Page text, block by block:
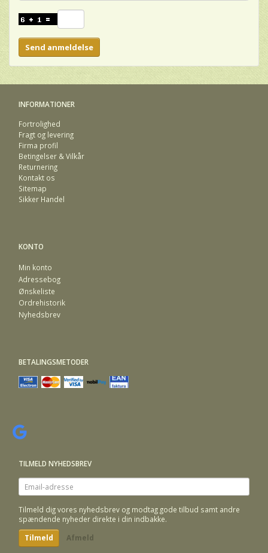
Send anmeldelse
INFORMATIONER
Fortrolighed
Fragt og levering
Firma profil
Betingelser & Vilkår
Returnering
Kontakt os
Sitemap
Sikker Handel
KONTO
Min konto
Adressebog
Ønskeliste
Ordrehistorik
Nyhedsbrev
BETALINGSMETODER
TILMELD NYHEDSBREV
Email-
adresse
Tilmeld dig vores nyhedsbrev og modtag gode tilbud samt andre
spændende nyheder direkte i din indbakke.
Tilmeld Afmeld